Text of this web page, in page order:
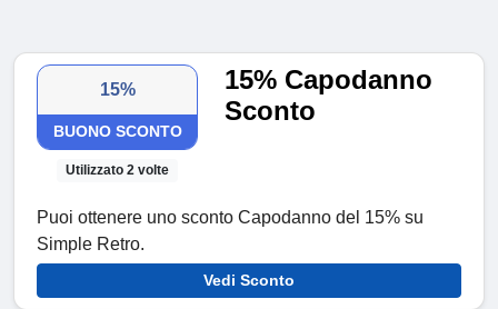
15%
BUONO SCONTO
Utilizzato 2 volte
15% Capodanno
Sconto
Puoi ottenere uno sconto Capodanno del 15% su
Simple Retro.
Vedi Sconto